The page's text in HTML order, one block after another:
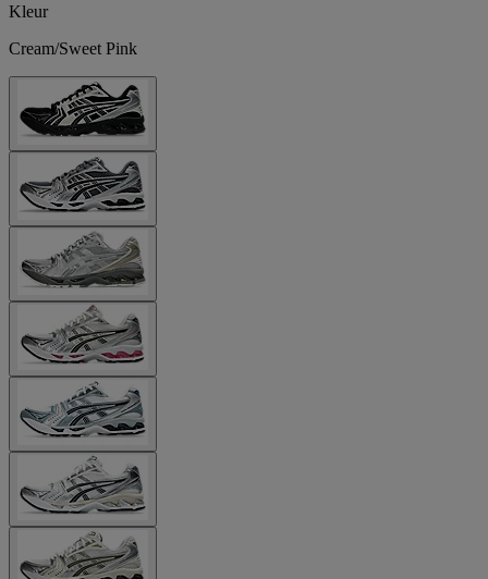
Kleur
Cream/Sweet Pink